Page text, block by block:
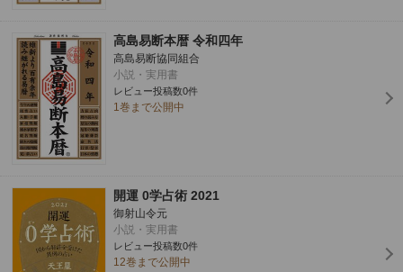
高島易断本暦 令和四年
高島易断協同組合
小説・実用書
レビュー投稿数0件
1巻まで公開中
開運 0学占術 2021
御射山令元
小説・実用書
レビュー投稿数0件
12巻まで公開中